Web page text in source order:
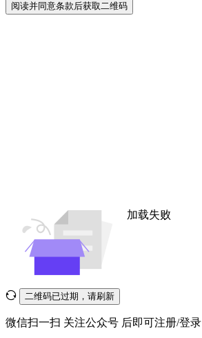
阅读并同意条款后获取二维码
加载失败
二维码已过期，请刷新
微信扫一扫 关注公众号 后即可注册/登录